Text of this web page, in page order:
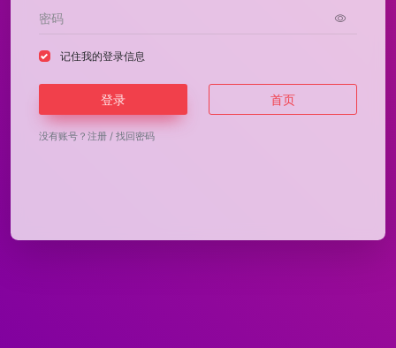
记住我的登录信息
登录 首页
没有账号？ 注册 / 找回密码